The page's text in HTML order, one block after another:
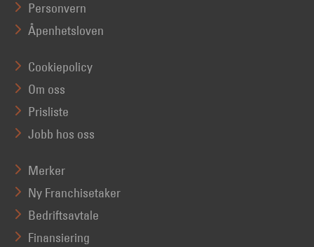
Personvern
Åpenhetsloven
Cookiepolicy
Om oss
Prisliste
Jobb hos oss
Merker
Ny Franchisetaker
Bedriftsavtale
Finansiering